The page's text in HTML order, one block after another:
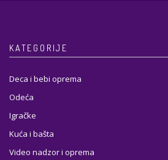
KATEGORIJE
Deca i bebi oprema
Odeća
Igračke
Kuća i bašta
Video nadzor i oprema